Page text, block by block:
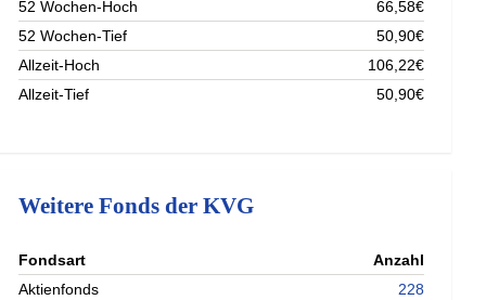
52 Wochen-Hoch
66,58€
52 Wochen-Tief
50,90€
Allzeit-Hoch
106,22€
Allzeit-Tief
50,90€
Weitere Fonds der KVG
Fondsart
Anzahl
Aktienfonds
228